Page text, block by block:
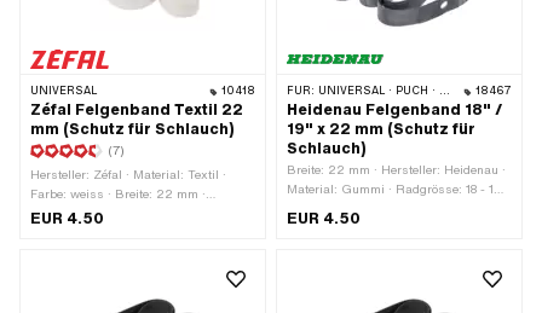
UNIVERSAL 10418
Zéfal Felgenband Textil 22
mm (Schutz für Schlauch)
(7)
Hersteller: Zéfal · Material: Textil ·
Farbe: weiss · Breite: 22 mm ·
Gesamtlänge: 1500 mm · Radgrösse:
EUR 4.50
FÜR: UNIVERSAL · PUCH · SACHS 18467
Heidenau Felgenband 18" /
19" x 22 mm (Schutz für
Schlauch)
Breite: 22 mm · Hersteller: Heidenau ·
Material: Gummi · Radgrösse: 18 - 19
schwarz
EUR 4.50